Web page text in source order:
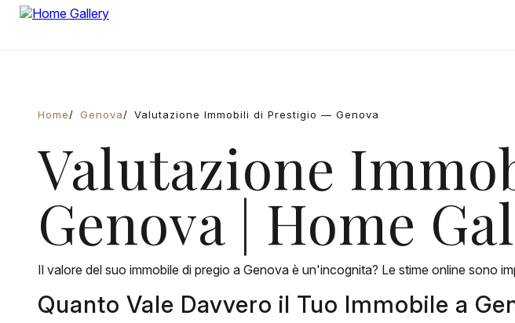
Home Genova Valutazione Immobili di Prestigio — Genova
Valutazione
Genova | Home
Il valore del suo immobile di pregio a Genova è un'incognita? Le stime online sono
Quanto Vale Davvero il Tuo Immobile a